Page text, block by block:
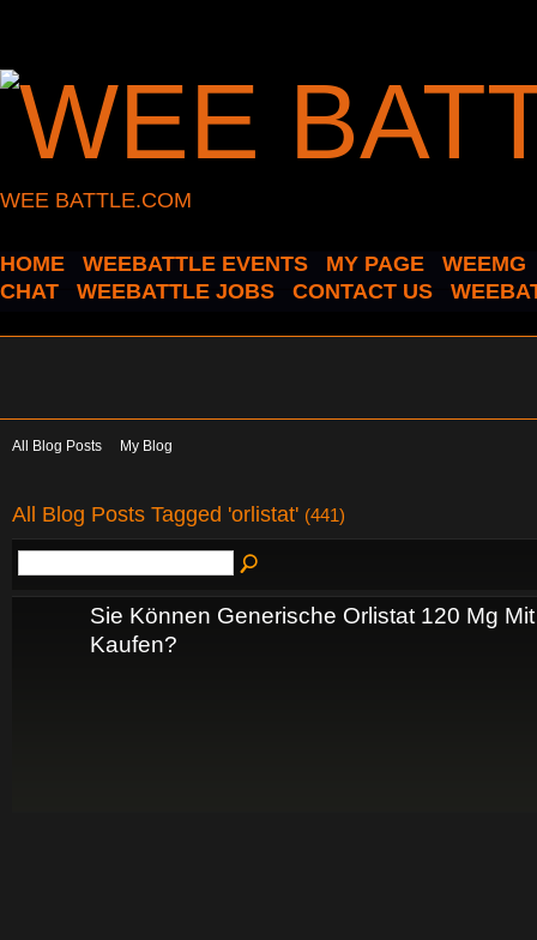
WEE BATTLE.COM
HOME WEEBATTLE EVENTS MY PAGE
WEEMG
CHAT
WEEBATTLE JOBS CONTACT US
All Blog Posts My Blog
All Blog Posts Tagged 'orlistat' (441)
Sie Können Generische Orlistat 120 Mg
Kaufen?